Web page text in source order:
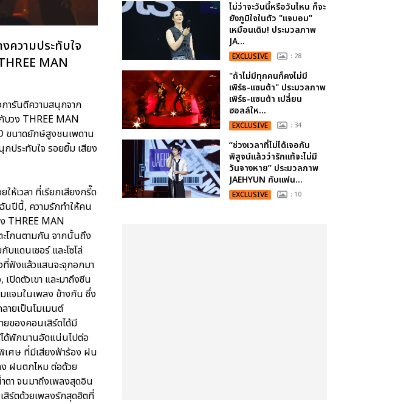
ความประทับใจ
MAN
ารันตีความสนุกจาก
บวง THREE MAN
ขนาดยักษ์สูงชนเพดาน
กประทับใจ รอยยิ้ม เสียง
ห้เวลา ที่เรียกเสียงกรี๊ด
นปีนี้, ความรักทำให้คน
THREE MAN
ะโกนตามกัน จากนั้นถึง
บแดนเซอร์ และโซโล่
ที่ฟังแล้วแสนจะจุกอกมา
ปิดตัวเขา และมาถึงซีน
แจมในเพลง ข้างกัน ซึ่ง
ายเป็นโมเมนต์
ยของคอนเสิร์ตได้มี
ด้พักนานอัดแน่นไปต่อ
เศษ ที่มีเสียงฟ้าร้อง ฝน
ง ฝนตกไหม ต่อด้วย
ตา จนมาถึงเพลงสุดอิน
สิร์ตด้วยเพลงรักสุดฮิตที่
ไม่ว่าจะวันนี้หรือวันไหน ก็จะ
ยังภูมิใจในตัว "แจบอม"
เหมือนเดิม! ประมวลภาพ
JA...
EXCLUSIVE : 28
"ถ้าไม่มีทุกคนก็คงไม่มี
เพิร์ธ-แซนต้า" ประมวลภาพ
เพิร์ธ-แซนต้า เปลี่ยน
ฮอลล์ให...
EXCLUSIVE : 34
“ช่วงเวลาที่ไม่ได้เจอกัน
พิสูจน์แล้วว่ารักแท้จะไม่มี
วันจางหาย” ประมวลภาพ
JAEHYUN กับแฟน...
EXCLUSIVE : 10